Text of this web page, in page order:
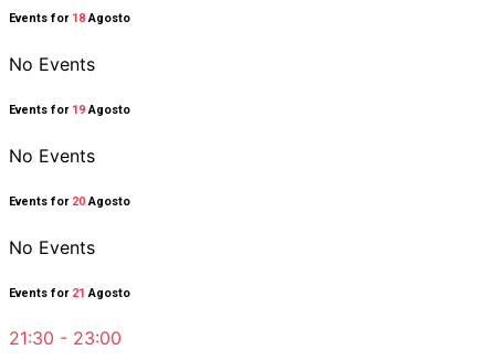
Events for 18Agosto
No Events
Events for 19Agosto
No Events
Events for 20 Agosto
No Events
Events for 21 Agosto
21:30 - 23:00